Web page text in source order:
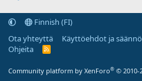
Finnish (FI)
Ota yhteyttä
Käyttöehdot ja
Ohjeita
R
Community platform by XenForo® © 2010-